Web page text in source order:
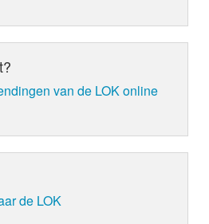
van de LOK online
de LOK